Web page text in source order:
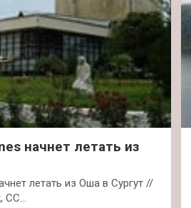
начнет летать из
летать из Оша в Сургут //
CC…